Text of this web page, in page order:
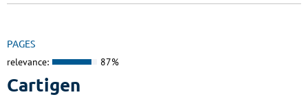
PAGES
relevance: 87%
Cartigen